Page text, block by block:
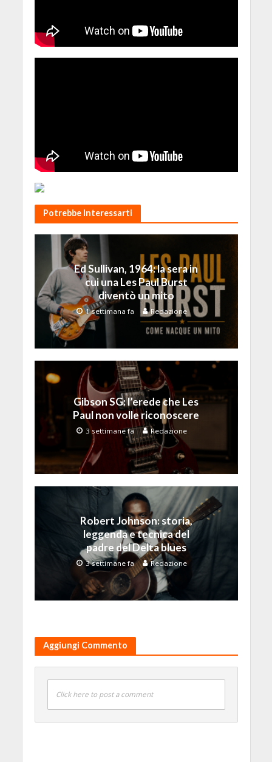
Potrebbe Interessarti
Ed Sullivan, 1964: la sera in
cui una Les Paul Burst
diventò un mito
1 settimana fa Redazione
Gibson SG: l’erede che Les
Paul non volle riconoscere
3 settimane fa Redazione
Robert Johnson: storia,
leggenda e tecnica del
padre del Delta blues
3 settimane fa Redazione
Aggiungi Commento
Click here to post a comment